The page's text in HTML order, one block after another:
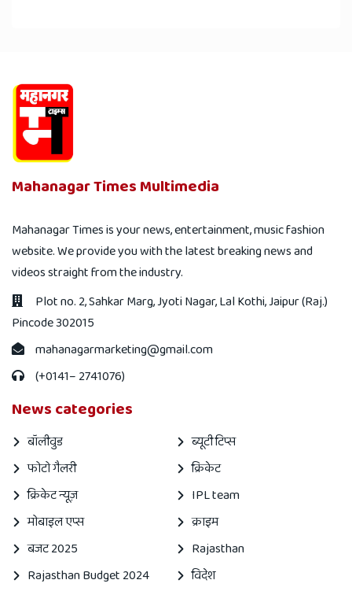
Mahanagar Times Multimedia
Mahanagar Times is your news, entertainment, music fashion
website. We provide you with the latest breaking news and
videos straight from the industry.
Plot no. 2, Sahkar Marg, Jyoti Nagar, Lal Kothi, Jaipur (Raj.)
Pincode 302015
mahanagarmarketing@gmail.com
(+0141– 2741076)
News categories
बॉलीवुड
ब्यूटी टिप्स
फोटो गैलरी
क्रिकेट
क्रिकेट न्यूज़
IPL team
मोबाइल एप्स
क्राइम
बजट 2025
Rajasthan
Rajasthan Budget 2024
विदेश